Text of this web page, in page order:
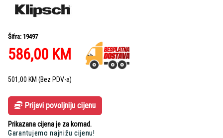
Šifra: 19497
586,00 KM
501,00 KM (Bez PDV-a)
Prijavi povoljniju cijenu
Prikazana cijena je za komad.
Garantujemo najnižu cijenu!